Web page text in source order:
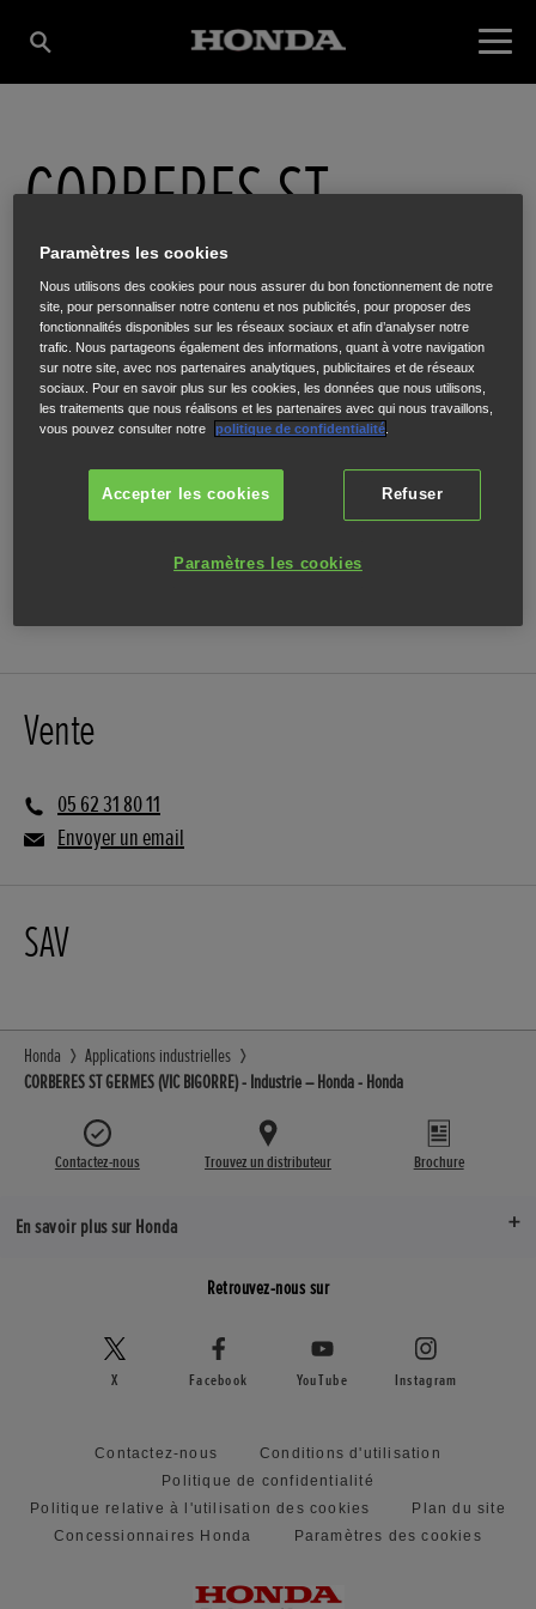
CORBERES ST
GERMES (VIC
BIGORRE)
AVENUE DU REGIMENT DE BIGORRE,VIC EN BIGORRE
Vente
05 62 31 80 11
Envoyer un email
SAV
Honda
Applications industrielles
CORBERES ST GERMES (VIC BIGORRE) - Industrie – Honda - Honda
Contactez-nous Trouvez un distributeur Brochure
En savoir plus sur Honda
Retrouvez-nous sur
X Facebook YouTube Instagram
Contactez-nous
Conditions d'utilisation
Politique de confidentialité
Politique relative à l'utilisation des cookies
Plan du site
Concessionnaires Honda
Paramètres des cookies
Paramètres les cookies
Nous utilisons des cookies pour nous assurer du bon fonctionnement de notre
site, pour personnaliser notre contenu et nos publicités, pour proposer des
fonctionnalités disponibles sur les réseaux sociaux et afin d’analyser notre
trafic. Nous partageons également des informations, quant à votre navigation
sur notre site, avec nos partenaires analytiques, publicitaires et de réseaux
sociaux. Pour en savoir plus sur les cookies, les données que nous utilisons,
les traitements que nous réalisons et les partenaires avec qui nous travaillons,
vous pouvez consulter notre
politique de confidentialité
Refuser
Accepter les cookies
Paramètres les cookies